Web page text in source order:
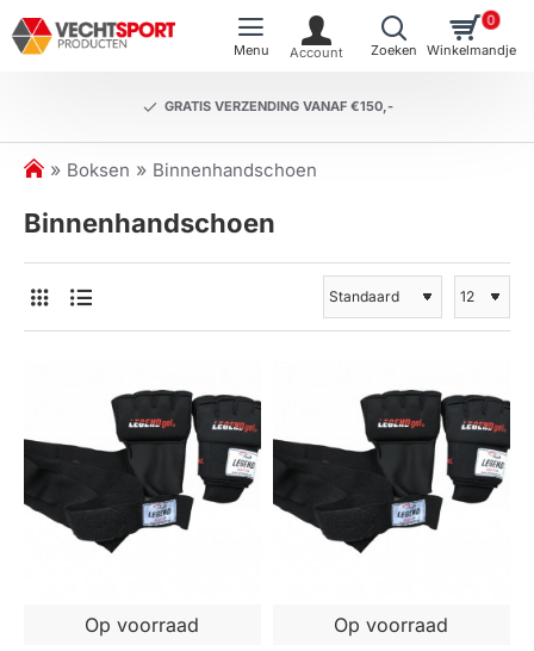
GRATIS VERZENDING VANAF €150,-
0
h
m
Boksen Binnenhandschoen
Binnenhandschoen
Op voorraad Op voorraad